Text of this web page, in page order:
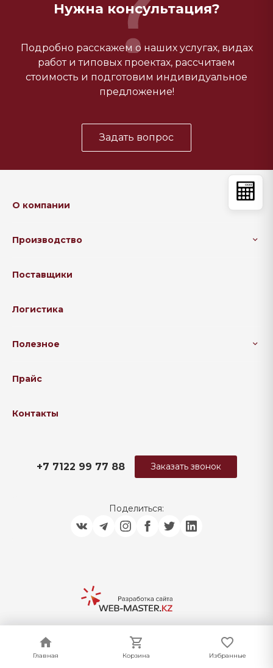
Главная Корзина Избранные
Главная Корзина Избранные
Нужна консультация?
Подробно расскажем о наших услугах, видах
работ и типовых проектах, рассчитаем
стоимость и подготовим индивидуальное
предложение!
Задать вопрос
О компании
Производство
Поставщики
Логистика
Полезное
Прайс
Контакты
+7 7122 99 77 88 Заказать звонок
Поделиться:
© 2026 IRON TRADE COMPANY